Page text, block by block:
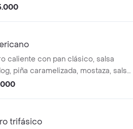
casa, queso costeño, salsa tartara,
caliente con pan clásico, salsa
piña caramelizada, mostaza, salsa
salsa rosada, papa chongo y
trifásico